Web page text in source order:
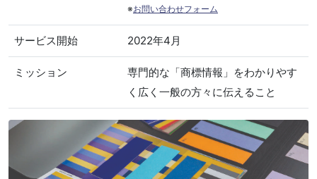
※お問い合わせフォーム
サービス開始 2022年4月
ミッション
専門的な「商標情報」をわかりやす
く広く一般の方々に伝えること